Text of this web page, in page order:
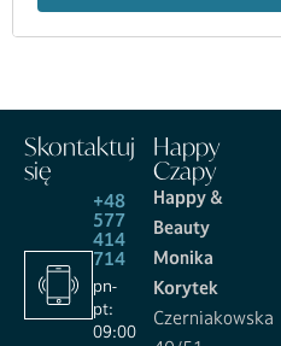
Skontaktuj
się
+48
577
414
714
pn-
pt:
09:00
Happy
Czapy
Happy &
Beauty
Monika
Korytek
Czerniakowska